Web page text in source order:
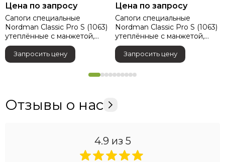
Цена по запросу
Сапоги специальные
Nordman Classic Pro S (1063)
утеплённые с манжетой,
черный
Запросить цену
Цена по запросу
Сапоги специальные
Nordman Classic Pro S (1063)
утеплённые с манжетой,
олива
Запросить цену
Отзывы о нас
4.9 из 5